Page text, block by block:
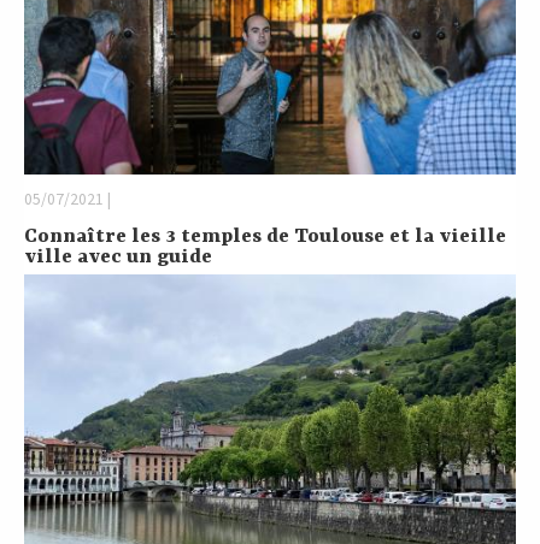
05/07/2021 |
Connaître les 3 temples de Toulouse et la vieille
ville avec un guide